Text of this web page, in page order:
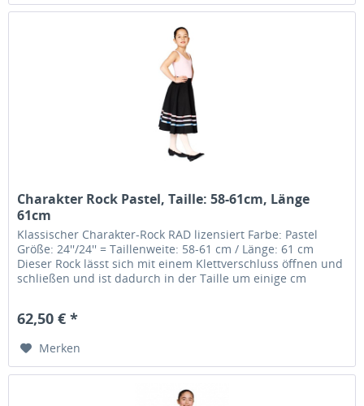
Charakter Rock Pastel, Taille: 58-61cm, Länge
61cm
Klassischer Charakter-Rock RAD lizensiert Farbe: Pastel
Größe: 24''/24'' = Taillenweite: 58-61 cm / Länge: 61 cm
Dieser Rock lässt sich mit einem Klettverschluss öffnen und
schließen und ist dadurch in der Taille um einige cm
62,50 € *
Merken